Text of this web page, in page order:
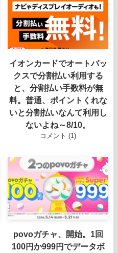
イオンカードでオートバッ
クスで分割払い利用する
と、分割払い手数料が無
料。普通、ポイントくれな
いと分割払いなんて利用し
ないよね～8/10。
コメント (1)
povoガチャ、開始。1回
100円か999円でデータボ